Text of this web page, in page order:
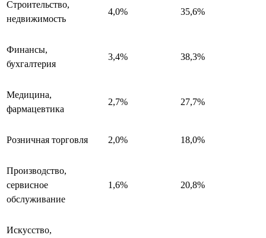
Строительство,
недвижимость
4,0% 35,6%
Финансы,
бухгалтерия
3,4% 38,3%
Медицина,
фармацевтика
2,7% 27,7%
Розничная торговля 2,0% 18,0%
Производство,
сервисное
обслуживание
1,6% 20,8%
Искусство,